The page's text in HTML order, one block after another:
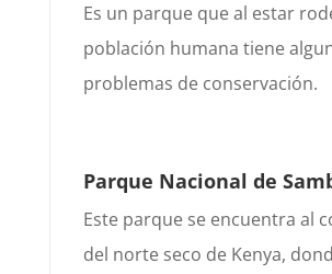
Es un parque que al estar
población humana tiene
problemas de conservación.
Parque Nacional de
Este parque se encuentra al
del norte seco de Kenya,